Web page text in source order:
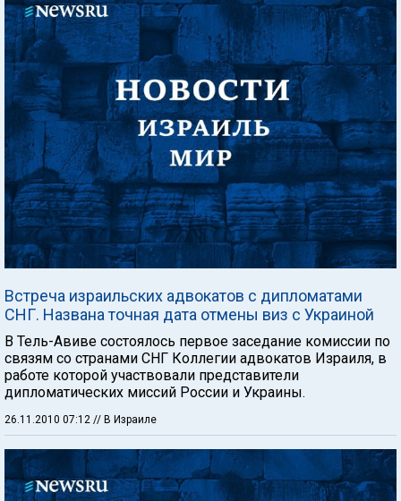
Встреча израильских адвокатов с дипломатами
СНГ. Названа точная дата отмены виз с Украиной
В Тель-Авиве состоялось первое заседание комиссии по
связям со странами СНГ Коллегии адвокатов Израиля, в
работе которой участвовали представители
дипломатических миссий России и Украины.
26.11.2010 07:12 // В Израиле